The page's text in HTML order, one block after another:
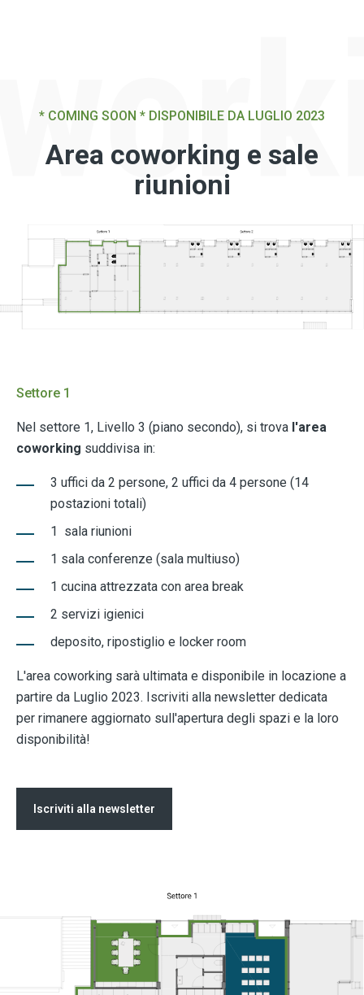
* COMING SOON * DISPONIBILE DA LUGLIO 2023
Area coworking e sale
riunioni
Settore 1
Nel settore 1, Livello 3 (piano secondo), si trova l'area
coworking suddivisa in:
3 uffici da 2 persone, 2 uffici da 4 persone (14
postazioni totali)
1 sala riunioni
1 sala conferenze (sala multiuso)
1 cucina attrezzata con area break
2 servizi igienici
deposito, ripostiglio e locker room
L'area coworking sarà ultimata e disponibile in locazione a
partire da Luglio 2023. Iscriviti alla newsletter dedicata
per rimanere aggiornato sull'apertura degli spazi e la loro
disponibilità!
Iscriviti alla newsletter